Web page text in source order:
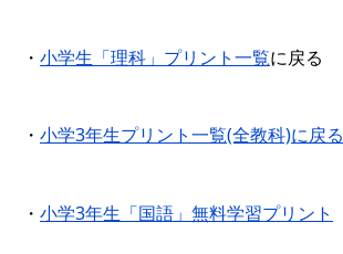
・ 小学生「理科」プリント一覧に戻る
・ 小学3年生プリント一覧(全教科)に戻る
・ 小学3年生「国語」無料学習プリント